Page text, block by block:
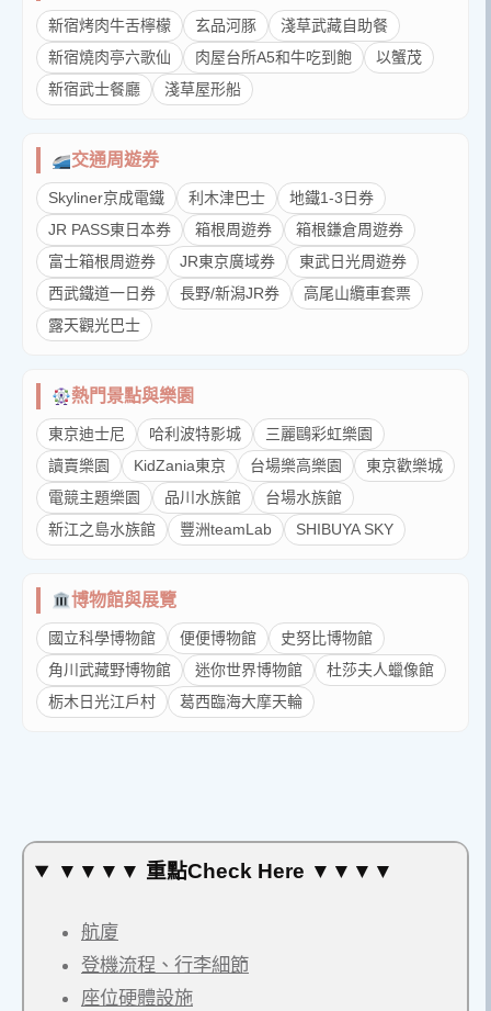
新宿烤肉牛舌檸檬 玄品河豚
淺草武藏自助餐
新宿燒肉亭六歌仙
肉屋台所A5和牛吃到飽
以蟹茂
新宿武士餐廳
淺草屋形船
交通周遊券
Skyliner京成電鐵 利木津巴士
地鐵1-3日券
JR PASS東日本券
箱根周遊券
箱根鎌倉周遊券
富士箱根周遊券
JR東京廣域券
東武日光周遊券
西武鐵道一日券
長野/新潟JR券
高尾山纜車套票
露天觀光巴士
熱門景點與樂園
東京迪士尼 哈利波特影城
三麗鷗彩虹樂園
讀賣樂園
KidZania東京 台場樂高樂園
東京歡樂城
電競主題樂園
品川水族館
台場水族館
新江之島水族館
豐洲teamLab SHIBUYA SKY
博物館與展覽
國立科學博物館 便便博物館
史努比博物館
角川武藏野博物館
迷你世界博物館
杜莎夫人蠟像館
栃木日光江戶村
葛西臨海大摩天輪
▼▼▼▼ 重點Check Here ▼▼▼▼
航廈
登機流程、行李細節
座位硬體設施